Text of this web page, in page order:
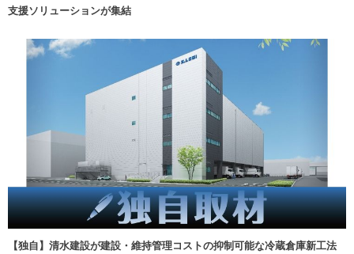
支援ソリューションが集結
【独自】清水建設が建設・維持管理コストの抑制可能な冷蔵倉庫新工法